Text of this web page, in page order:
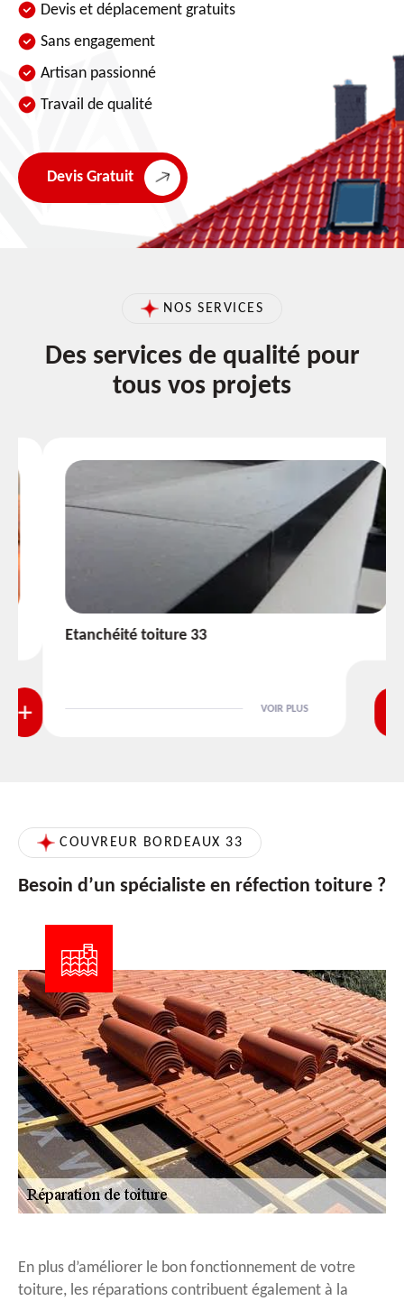
Devis et déplacement gratuits
Sans engagement
Artisan passionné
Travail de qualité
Devis Gratuit
NOS SERVICES
Des services de qualité pour
tous vos projets
Etanchéité toiture 33
VOIR PLUS
COUVREUR BORDEAUX 33
Besoin d’un spécialiste en réfection toiture ?
En plus d’améliorer le bon fonctionnement de votre
toiture, les réparations contribuent également à la